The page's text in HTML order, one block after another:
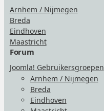
Arnhem / Nijmegen
Breda
Eindhoven
Maastricht
Forum
Joomla! Gebruikersgroepen
Arnhem / Nijmegen
Breda
Eindhoven